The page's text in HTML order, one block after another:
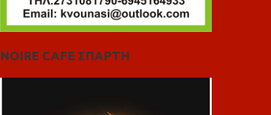
NOIRE CAFE ΣΠΑΡΤΗ